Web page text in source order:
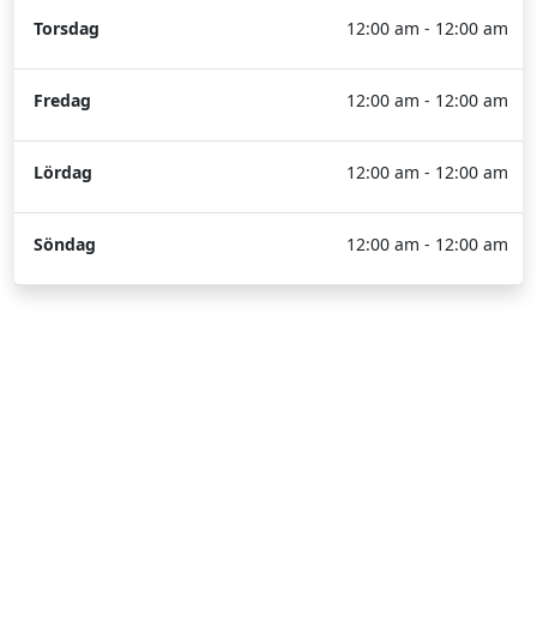
Torsdag 12:00 am - 12:00 am
Fredag 12:00 am - 12:00 am
Lördag 12:00 am - 12:00 am
Söndag 12:00 am - 12:00 am